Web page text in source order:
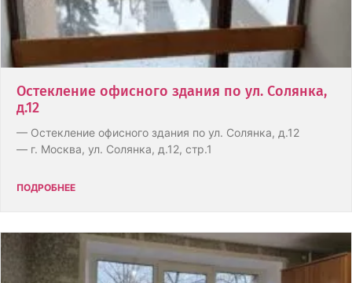
Остекление офисного здания по ул. Солянка,
д.12
— Остекление офисного здания по ул. Солянка, д.12
— г. Москва, ул. Солянка, д.12, стр.1
ПОДРОБНЕЕ